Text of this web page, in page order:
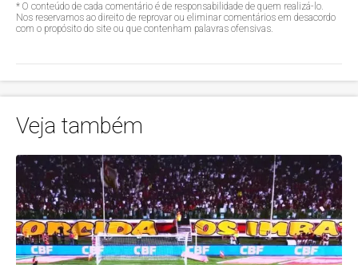
* O conteúdo de cada comentário é de responsabilidade de quem realizá-lo.
Nos reservamos ao direito de reprovar ou eliminar comentários em desacordo
com o propósito do site ou que contenham palavras ofensivas.
Veja também